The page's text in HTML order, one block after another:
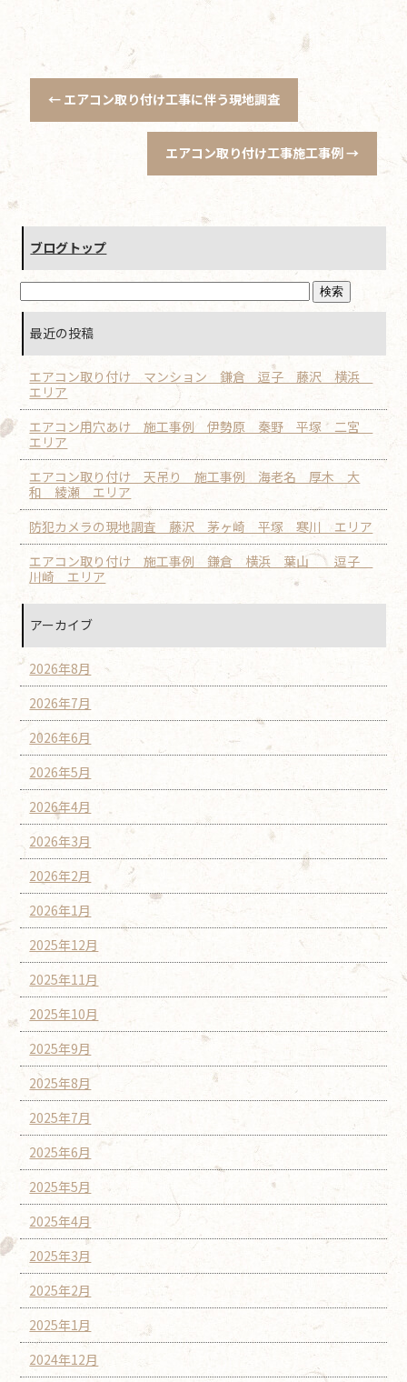
← エアコン取り付け工事に伴う現地調査
エアコン取り付け工事施工事例→
ブログトップ
最近の投稿
エアコン取り付け マンション 鎌倉 逗子 藤沢 横浜
エリア
エアコン用穴あけ 施工事例 伊勢原 秦野 平塚 二宮
エリア
エアコン取り付け 天吊り 施工事例 海老名 厚木 大
和 綾瀬 エリア
防犯カメラの現地調査 藤沢 茅ヶ崎 平塚 寒川 エリア
エアコン取り付け 施工事例 鎌倉 横浜 葉山 逗子
川崎 エリア
アーカイブ
2026年8月
2026年7月
2026年6月
2026年5月
2026年4月
2026年3月
2026年2月
2026年1月
2025年12月
2025年11月
2025年10月
2025年9月
2025年8月
2025年7月
2025年6月
2025年5月
2025年4月
2025年3月
2025年2月
2025年1月
2024年12月